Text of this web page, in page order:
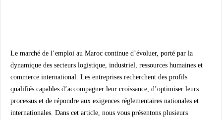
Le marché de l’emploi au Maroc continue d’évoluer, porté par la
dynamique des secteurs logistique, industriel, ressources humaines et
commerce international. Les entreprises recherchent des profils
qualifiés capables d’accompagner leur croissance, d’optimiser leurs
processus et de répondre aux exigences réglementaires nationales et
internationales. Dans cet article, nous vous présentons plusieurs